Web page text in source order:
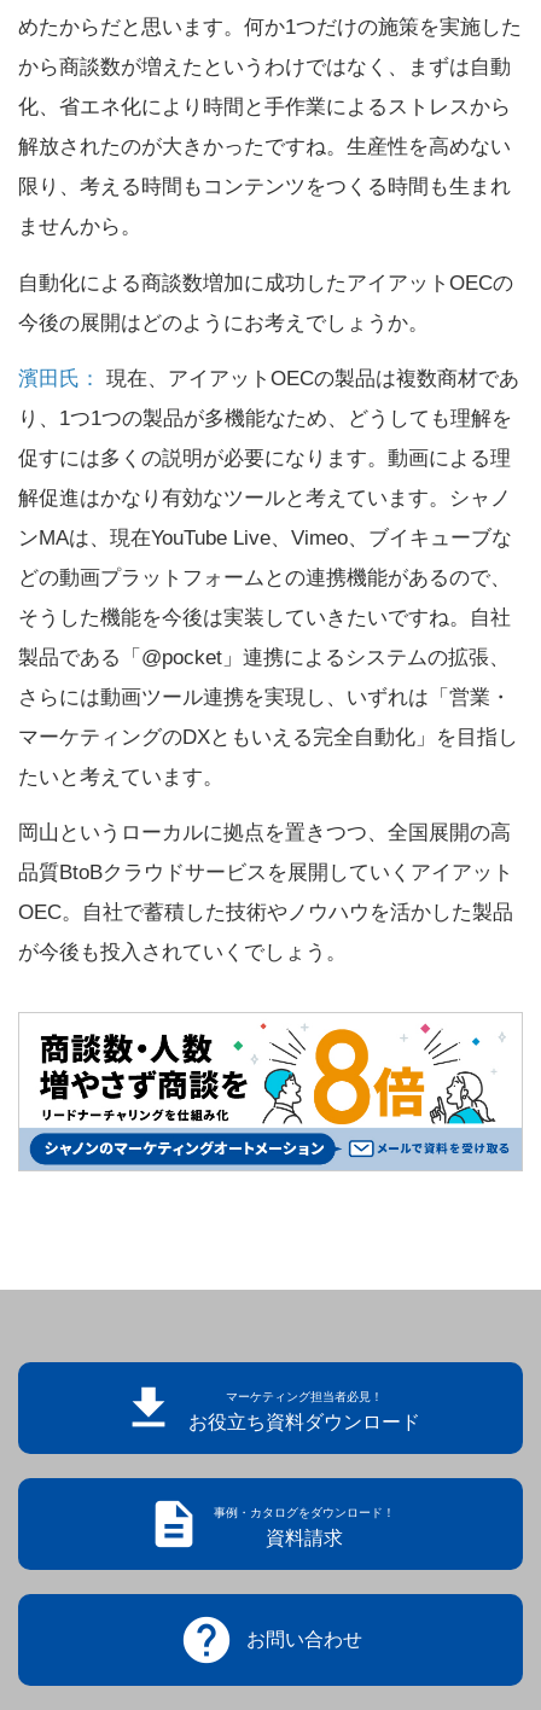
めたからだと思います。何か1つだけの施策を実施した
から商談数が増えたというわけではなく、まずは自動
化、省エネ化により時間と手作業によるストレスから
解放されたのが大きかったですね。生産性を高めない
限り、考える時間もコンテンツをつくる時間も生まれ
ませんから。
自動化による商談数増加に成功したアイアットOECの
今後の展開はどのようにお考えでしょうか。
濱田氏：
現在、アイアットOECの製品は複数商材であ
り、1つ1つの製品が多機能なため、どうしても理解を
促すには多くの説明が必要になります。動画による理
解促進はかなり有効なツールと考えています。シャノ
ンMAは、現在YouTube Live、Vimeo、ブイキューブな
どの動画プラットフォームとの連携機能があるので、
そうした機能を今後は実装していきたいですね。自社
製品である「@pocket」連携によるシステムの拡張、
さらには動画ツール連携を実現し、いずれは「営業・
マーケティングのDXともいえる完全自動化」を目指し
たいと考えています。
岡山というローカルに拠点を置きつつ、全国展開の高
品質BtoBクラウドサービスを展開していくアイアット
OEC。自社で蓄積した技術やノウハウを活かした製品
が今後も投入されていくでしょう。
 マーケティング担当者必見！
お役立ち資料ダウンロード
 事例・カタログをダウンロード！
資料請求
 お問い合わせ